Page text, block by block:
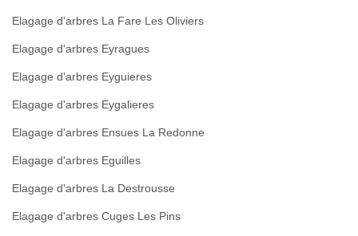
Elagage d'arbres La Fare Les Oliviers
Elagage d'arbres Eyragues
Elagage d'arbres Eyguieres
Elagage d'arbres Eygalieres
Elagage d'arbres Ensues La Redonne
Elagage d'arbres Eguilles
Elagage d'arbres La Destrousse
Elagage d'arbres Cuges Les Pins